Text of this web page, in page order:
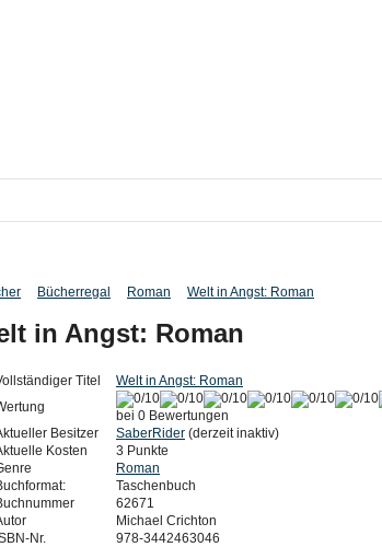
Bücherregal Roman Welt in Angst: Roman
in Angst: Roman
Titel
Welt in Angst: Roman
bei 0 Bewertungen
Besitzer
SaberRider (derzeit inaktiv)
Kosten
3 Punkte
Roman
Taschenbuch
62671
Michael Crichton
Nr.
978-3442463046